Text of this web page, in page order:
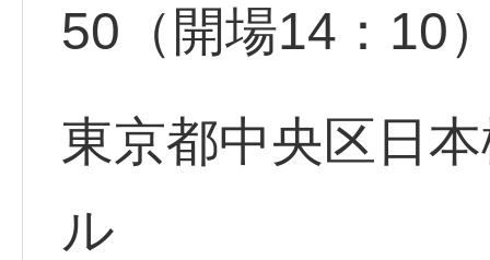
50（開場14：10
東京都中央区日
ル